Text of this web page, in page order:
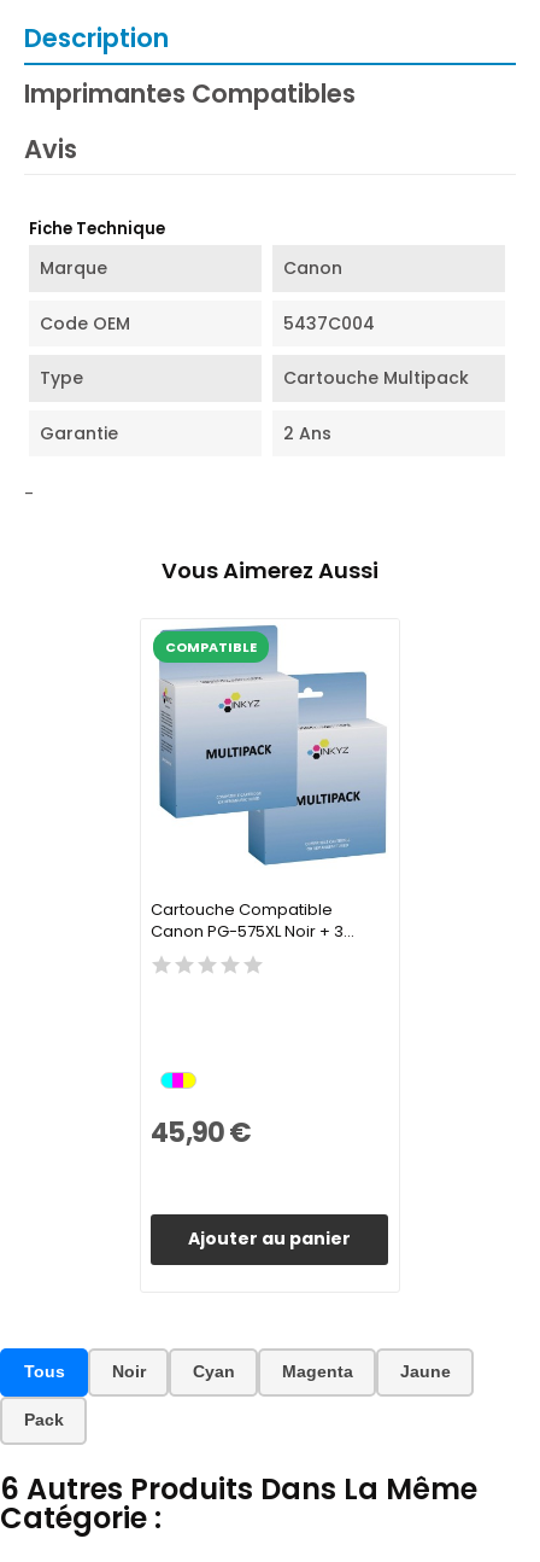
Description
Imprimantes Compatibles
Avis
Fiche Technique
Marque Canon
Code OEM 5437C004
Type Cartouche Multipack
Garantie 2 Ans
-
Vous Aimerez Aussi
COMPATIBLE
Cartouche Compatible
Canon PG-575XL Noir + 3...
45,90 €
Ajouter au panier
Tous Noir Cyan Magenta Jaune
Pack
6 Autres Produits Dans La Même
Catégorie :